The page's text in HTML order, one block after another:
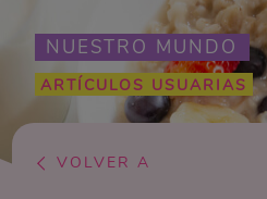
NUESTRO MUNDO
ARTÍCULOS USUARIAS
VOLVER A